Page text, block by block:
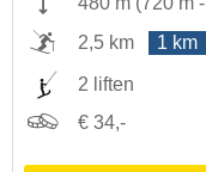
2,5 km
1 km
2 liften
€ 34,-